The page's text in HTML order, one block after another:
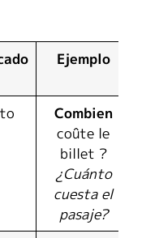
Ejemplo
Combien
coûte le
billet ?
¿Cuánto
cuesta el
pasaje?